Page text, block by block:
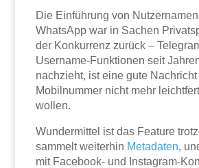
Die Einführung von
WhatsApp war in Sachen
der Konkurrenz zurück –
Username-Funktionen seit
nachzieht, ist eine gute
Mobilnummer nicht mehr
wollen.
Wundermittel ist das Feature
sammelt weiterhin Metadaten,
mit Facebook- und Instagram-